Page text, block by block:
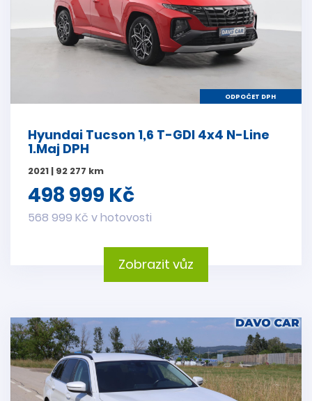
ODPOČET DPH
Hyundai Tucson 1,6 T-GDI 4x4 N-Line
1.Maj DPH
2021 | 92 277 km
498 999 Kč
568 999 Kč v hotovosti
Zobrazit vůz